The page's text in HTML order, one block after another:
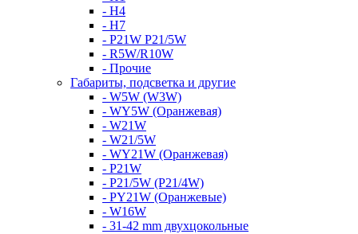
- H4
- H7
- P21W P21/5W
- R5W/R10W
- Прочие
Габариты, подсветка и другие
- W5W (W3W)
- WY5W (Оранжевая)
- W21W
- W21/5W
- WY21W (Оранжевая)
- P21W
- P21/5W (P21/4W)
- PY21W (Оранжевые)
- W16W
- 31-42 mm двухцокольные